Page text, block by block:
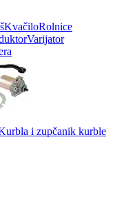
KvačiloRolnice
Varijator
i zupčanik kurble